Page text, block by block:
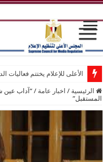
الأعلى للإعلام يختتم فعاليات
الرئيسية / اخبار عامة / “آداب عين
المستقبل”